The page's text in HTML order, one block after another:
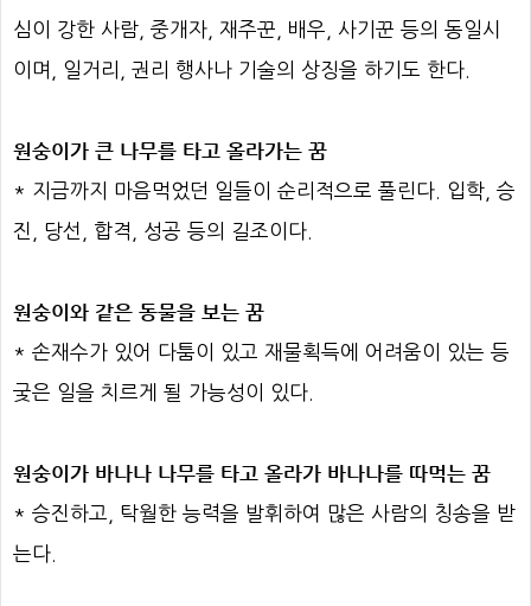
심이 강한 사람, 중개자, 재주꾼, 배우, 사기꾼 등의 동일시
이며, 일거리, 권리 행사나 기술의 상징을 하기도 한다.
원숭이가 큰 나무를 타고 올라가는 꿈
* 지금까지 마음먹었던 일들이 순리적으로 풀린다. 입학, 승
진, 당선, 합격, 성공 등의 길조이다.
원숭이와 같은 동물을 보는 꿈
* 손재수가 있어 다툼이 있고 재물획득에 어려움이 있는 등
궂은 일을 치르게 될 가능성이 있다.
원숭이가 바나나 나무를 타고 올라가 바나나를 따먹는 꿈
* 승진하고, 탁월한 능력을 발휘하여 많은 사람의 칭송을 받
는다.